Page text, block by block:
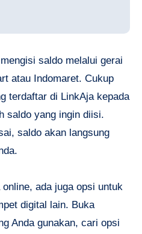
saldo melalui gerai
atau Indomaret. Cukup
terdaftar di LinkAja kepada
saldo yang ingin diisi.
saldo akan langsung
ada juga opsi untuk
digital lain. Buka
Anda gunakan, cari opsi